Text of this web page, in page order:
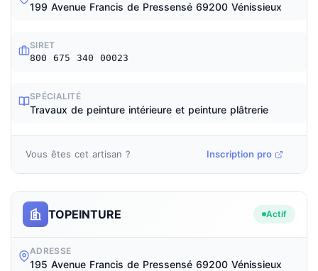
199 Avenue Francis de Pressensé 69200 Vénissieux
SIRET
800 675 340 00023
SPÉCIALITÉ
Travaux de peinture intérieure et peinture plâtrerie
Vous êtes cet artisan ? Inscription pro
TOPEINTURE Actif
ADRESSE
195 Avenue Francis de Pressensé 69200 Vénissieux